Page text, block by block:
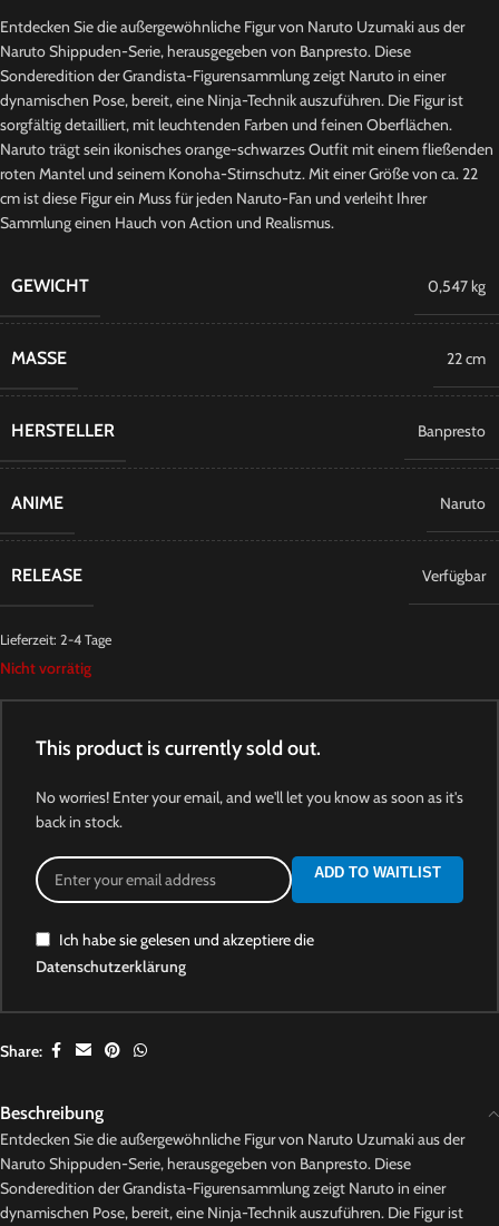
Entdecken Sie die außergewöhnliche Figur von Naruto Uzumaki aus der
Naruto Shippuden-Serie, herausgegeben von Banpresto. Diese
Sonderedition der Grandista-Figurensammlung zeigt Naruto in einer
dynamischen Pose, bereit, eine Ninja-Technik auszuführen. Die Figur ist
sorgfältig detailliert, mit leuchtenden Farben und feinen Oberflächen.
Naruto trägt sein ikonisches orange-schwarzes Outfit mit einem fließenden
roten Mantel und seinem Konoha-Stirnschutz. Mit einer Größe von ca. 22
cm ist diese Figur ein Muss für jeden Naruto-Fan und verleiht Ihrer
Sammlung einen Hauch von Action und Realismus.
GEWICHT 0,547 kg
MASSE 22 cm
HERSTELLER Banpresto
ANIME Naruto
RELEASE Verfügbar
Lieferzeit: 2-4 Tage
Nicht vorrätig
This product is currently sold out.
No worries! Enter your email, and we'll let you know as soon as it's
back in stock.
ADD TO WAITLIST
Ich habe sie gelesen und akzeptiere die
Datenschutzerklärung
Share:
Beschreibung
Entdecken Sie die außergewöhnliche Figur von Naruto Uzumaki aus der
Naruto Shippuden-Serie, herausgegeben von Banpresto. Diese
Sonderedition der Grandista-Figurensammlung zeigt Naruto in einer
dynamischen Pose, bereit, eine Ninja-Technik auszuführen. Die Figur ist